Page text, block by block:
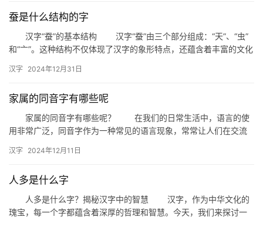
蚕是什么结构的字
汉字“蚕”的基本结构 汉字“蚕”由三个部分组成：“天”、“虫”
和“亠”。这种结构不仅体现了汉字的象形特点，还蕴含着丰富的文化
汉字 2024年12月31日
家属的同音字有哪些呢
家属的同音字有哪些呢？ 在我们的日常生活中，语言的使
用非常广泛，同音字作为一种常见的语言现象，常常让人们在交流
接…
汉字 2024年12月11日
人多是什么字
人多是什么字？揭秘汉字中的智慧 汉字，作为中华文化的
瑰宝，每一个字都蕴含着深厚的哲理和智慧。今天，我们来探讨一